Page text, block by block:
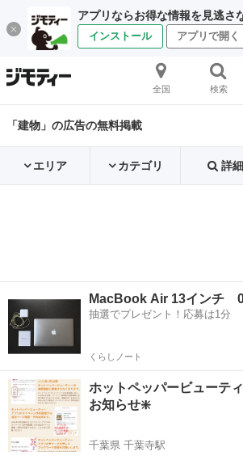
アプリならお得な情報を見逃さ
インストール アプリで開く
全国 検索
「建物」の広告の無料掲載
エリア カテゴリ 詳細
MacBook Air 13インチ
抽選でプレゼント！応募は1分
くらしノート
ホットペッパービューテ
お知らせ❇️
千葉県 千葉寺駅